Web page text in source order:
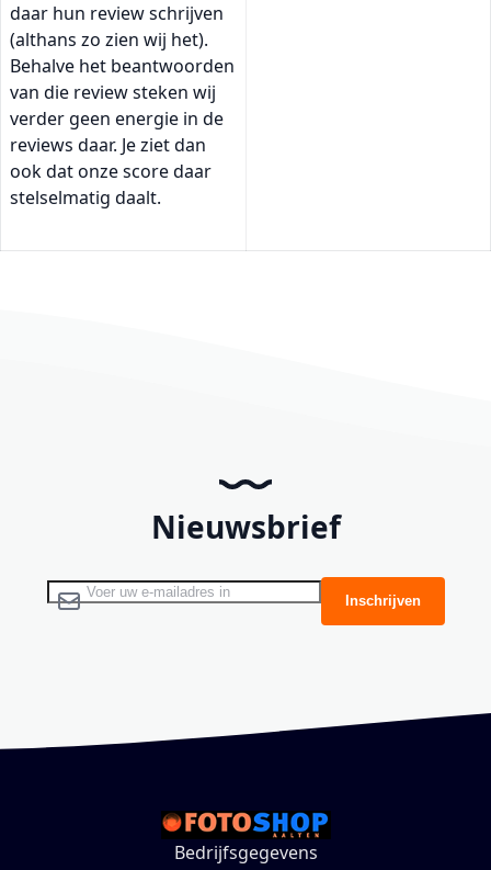
daar hun review schrijven
(althans zo zien wij het).
Behalve het beantwoorden
van die review steken wij
verder geen energie in de
reviews daar. Je ziet dan
ook dat onze score daar
stelselmatig daalt.
Nieuwsbrief
Abonneer u op onze nieuwsbrief Inschrijven
Bedrijfsgegevens